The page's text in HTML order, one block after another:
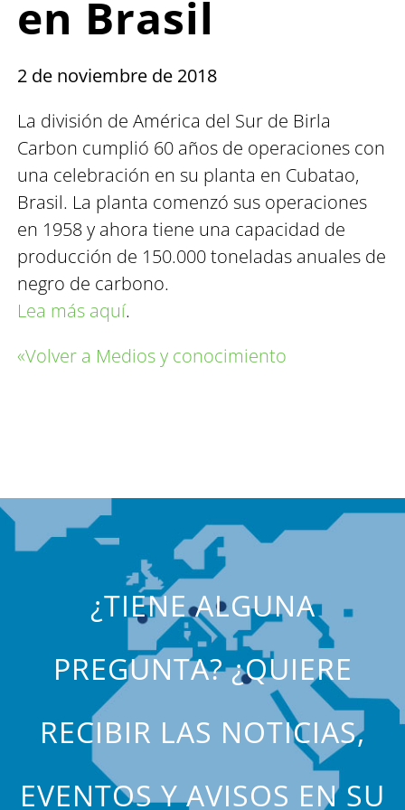
en Brasil
2 de noviembre de 2018
La división de América del Sur de Birla
Carbon cumplió 60 años de operaciones con
una celebración en su planta en Cubatao,
Brasil. La planta comenzó sus operaciones
en 1958 y ahora tiene una capacidad de
producción de 150.000 toneladas anuales de
negro de carbono.
Lea más aquí.
«Volver a Medios y conocimiento
¿TIENE ALGUNA
PREGUNTA? ¿QUIERE
RECIBIR LAS NOTICIAS,
EVENTOS Y AVISOS EN SU